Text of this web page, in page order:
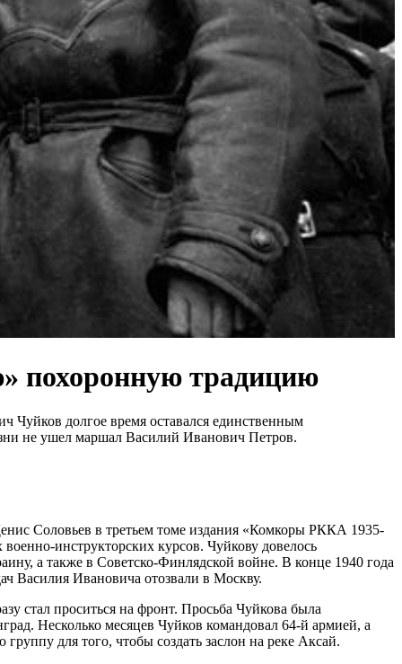
похоронную традицию
долгое время оставался единственным
не ушел маршал Василий Иванович Петров.
Соловьев в третьем томе издания «Комкоры РККА 1935-
инструкторских курсов. Чуйкову довелось
а также в Советско-Финлядской войне. В конце 1940 года
Василия Ивановича отозвали в Москву.
стал проситься на фронт. Просьба Чуйкова была
Несколько месяцев Чуйков командовал 64-й армией, а
для того, чтобы создать заслон на реке Аксай.